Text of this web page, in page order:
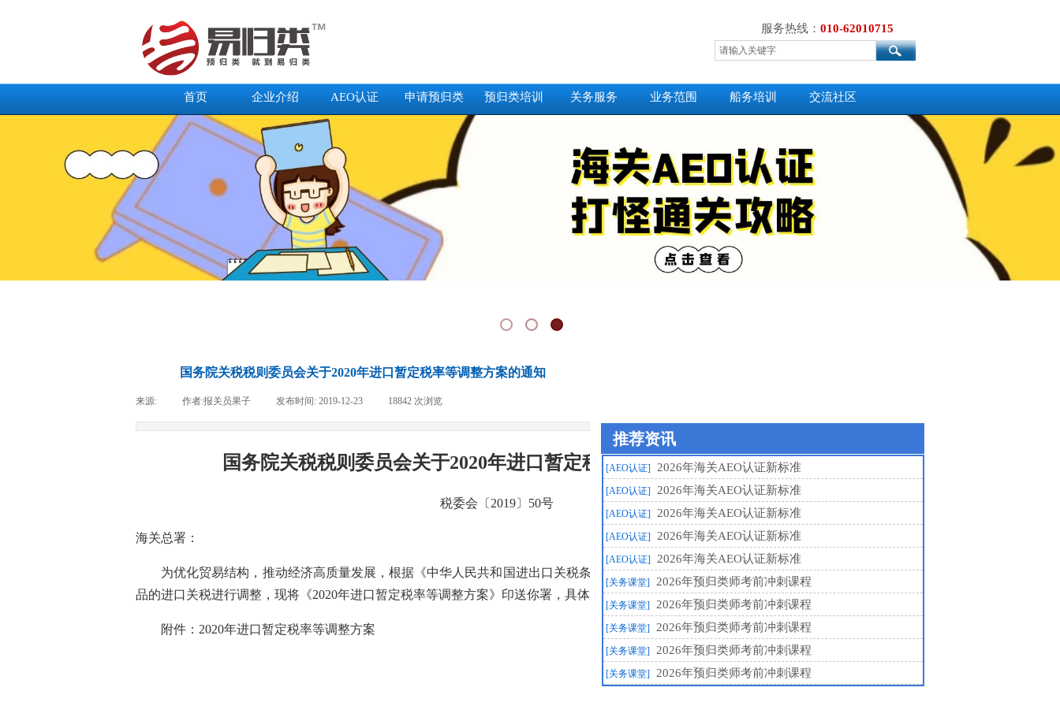
服务热线： 010-62010715
首页 企业介绍 AEO认证 申请预归类 预归类培训 关务服务 业务范围 船务培训 交流社区
国务院关税税则委员会关于2020年进口暂定税率等调整方案的通知
来源: 作者:报关员果子 发布时间: 2019-12-23 18842 次浏览
国务院关税税则委员会关于2020年进口暂定税率等调整方案的通知
税委会〔2019〕50号
海关总署：
为优化贸易结构，推动经济高质量发展，根据《中华人民共和国进出口关税条例》的相关规定，自2020年1月1日起，对部分商
品的进口关税进行调整，现将《2020年进口暂定税率等调整方案》印送你署，具体内容详见附件。
附件：2020年进口暂定税率等调整方案
国务院关税税则委员会
推荐资讯
[AEO认证] 2026年海关AEO认证新标准
[AEO认证] 2026年海关AEO认证新标准
[AEO认证] 2026年海关AEO认证新标准
[AEO认证] 2026年海关AEO认证新标准
[AEO认证] 2026年海关AEO认证新标准
[关务课堂] 2026年预归类师考前冲刺课程
[关务课堂] 2026年预归类师考前冲刺课程
[关务课堂] 2026年预归类师考前冲刺课程
[关务课堂] 2026年预归类师考前冲刺课程
[关务课堂] 2026年预归类师考前冲刺课程